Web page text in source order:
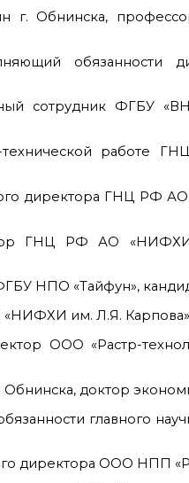
Обнинска,
обязанности
сотрудник ФГБУ
технической работе
директора ГНЦ РФ
ГНЦ РФ АО
НПО «Тайфун»,
им. Л.Я. Карпова»,
ООО «Растр-
доктор
главного
директора ООО НПП